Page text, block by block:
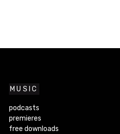
MUSIC
podcasts
premieres
free downloads